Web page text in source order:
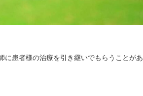
に患者様の治療を引き継いでもらうことがあ